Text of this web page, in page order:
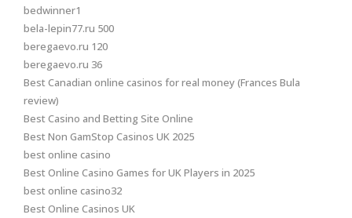
bedwinner1
bela-lepin77.ru 500
beregaevo.ru 120
beregaevo.ru 36
Best Canadian online casinos for real money (Frances Bula
review)
Best Casino and Betting Site Online
Best Non GamStop Casinos UK 2025
best online casino
Best Online Casino Games for UK Players in 2025
best online casino32
Best Online Casinos UK